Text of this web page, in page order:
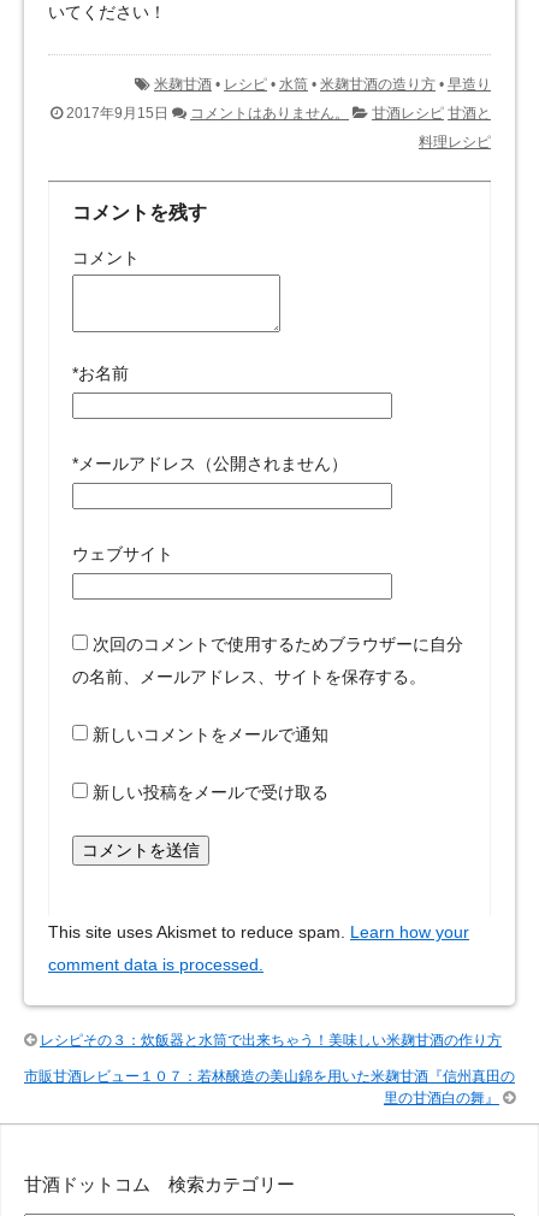
いてください！
米麹甘酒 • レシピ • 水筒 • 米麹甘酒の造り方 • 早造り
2017年9月15日
コメントはありません。 甘酒レシピ 甘酒と
料理レシピ
コメントを残す
コメント
*お名前
* メールアドレス（公開されません）
ウェブサイト
次回のコメントで使用するためブラウザーに自分
の名前、メールアドレス、サイトを保存する。
新しいコメントをメールで通知
新しい投稿をメールで受け取る
This site uses Akismet to reduce spam. Learn how your
comment data is processed.
レシピその３：炊飯器と水筒で出来ちゃう！美味しい米麹甘酒の作り方
市販甘酒レビュー１０７：若林醸造の美山錦を用いた米麹甘酒『信州真田の
里の甘酒白の舞』
甘酒ドットコム 検索カテゴリー